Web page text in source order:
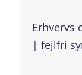
Erhvervs
| fejlfri